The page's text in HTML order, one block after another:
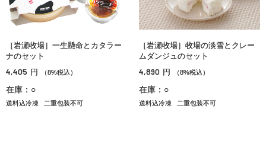
［岩瀬牧場］一生懸命とカタラー
ナのセット
4,405 円 （8%税込）
在庫：○
送料込冷凍 二重包装不可
［岩瀬牧場］牧場の淡雪とクレー
ムダンジュのセット
4,890 円 （8%税込）
在庫：○
送料込冷凍 二重包装不可